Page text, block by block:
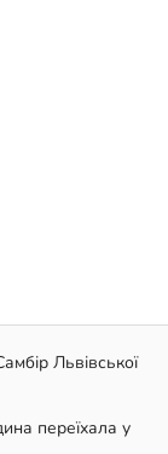
Львівської
переїхала у